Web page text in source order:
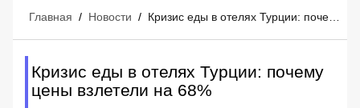
Главная / Новости / Кризис еды в отелях Турции: почему цены взлетели на 68%
Кризис еды в отелях Турции: почему
цены взлетели на 68%